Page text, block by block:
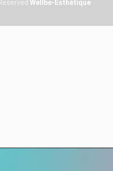
Wellbe-Esthétique